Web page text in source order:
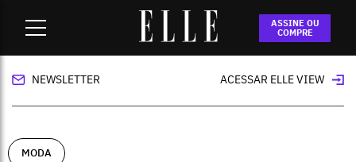
ASSINE OU
COMPRE
Casacos, jaquetas, suéteres: confira
inspirações para looks de inverno
NEWSLETTER ACESSAR ELLE VIEW
MODA